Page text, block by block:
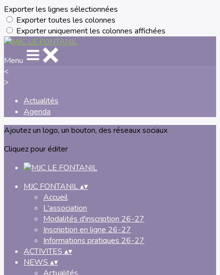
Exporter les lignes sélectionnées
Exporter toutes les colonnes
Exporter uniquement les colonnes affichées
Menu
<
>
Actualités
Agenda
Ajoutez un logo, un bouton, des réseaux sociaux
Cliquez pour éditer
MJC FONTANIL▴▾
Accueil
L'association
Modalités d'inscription 26-27
Inscription en ligne 26-27
Informations pratiques 26-27
ACTIVITES ▴▾
NEWS ▴▾